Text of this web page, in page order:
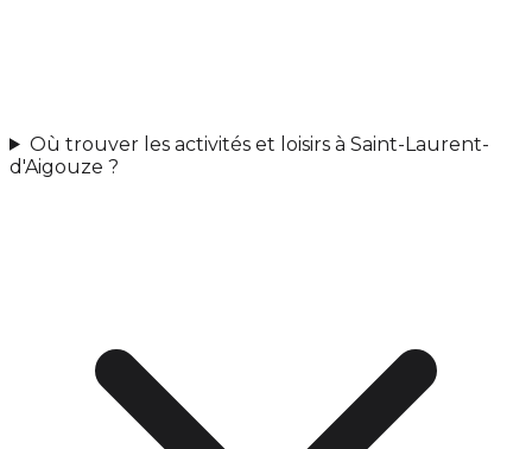
Où trouver les activités et loisirs à Saint-Laurent-
d'Aigouze ?